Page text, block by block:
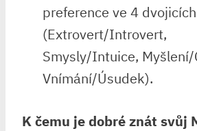
preference ve 4 dvojicích
(Extrovert/Introvert,
Smysly/Intuice, Myšlení/
Vnímání/Úsudek).
K čemu je dobré znát svůj